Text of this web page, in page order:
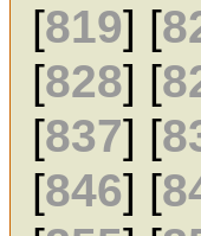
[819] [
[828] [
[837] [
[846] [